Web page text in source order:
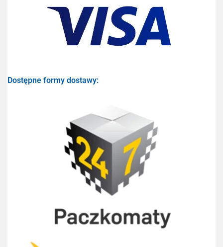
Dostępne formy dostawy: